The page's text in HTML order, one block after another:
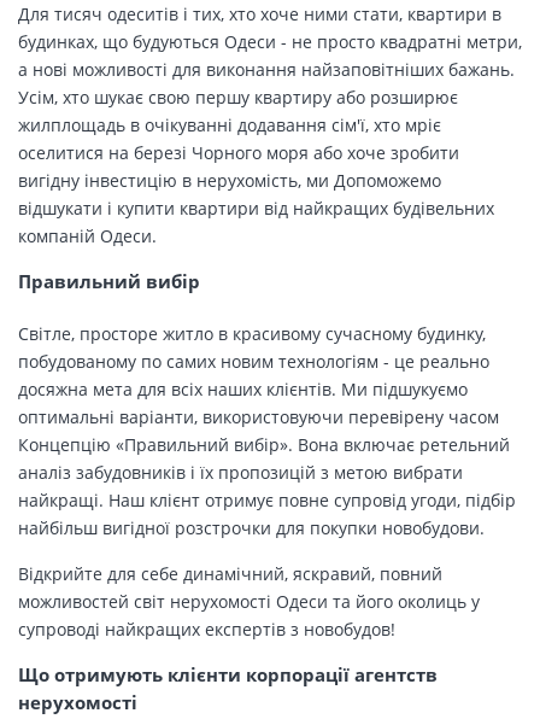
Для тисяч одеситів і тих, хто хоче ними стати, квартири в
будинках, що будуються Одеси - не просто квадратні метри,
а нові можливості для виконання найзаповітніших бажань.
Усім, хто шукає свою першу квартиру або розширює
жилплощадь в очікуванні додавання сім'ї, хто мріє
оселитися на березі Чорного моря або хоче зробити
вигідну інвестицію в нерухомість, ми Допоможемо
відшукати і купити квартири від найкращих будівельних
компаній Одеси.
Правильний вибір
Світле, просторе житло в красивому сучасному будинку,
побудованому по самих новим технологіям - це реально
досяжна мета для всіх наших клієнтів. Ми підшукуємо
оптимальні варіанти, використовуючи перевірену часом
Концепцію «Правильний вибір». Вона включає ретельний
аналіз забудовників і їх пропозицій з метою вибрати
найкращі. Наш клієнт отримує повне супровід угоди, підбір
найбільш вигідної розстрочки для покупки новобудови.
Відкрийте для себе динамічний, яскравий, повний
можливостей світ нерухомості Одеси та його околиць у
супроводі найкращих експертів з новобудов!
Що отримують клієнти корпорації агентств
нерухомості